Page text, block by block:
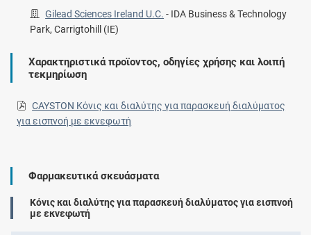
Gilead Sciences Ireland U.C. - IDA Business & Technology
Park, Carrigtohill (IE)
Χαρακτηριστικά προϊοντος, οδηγίες χρήσης και λοιπή
τεκμηρίωση
CAYSTON Κόνις και διαλύτης για παρασκευή διαλύματος
για εισπνοή με εκνεφωτή
Φαρμακευτικά σκευάσματα
Κόνις και διαλύτης για παρασκευή διαλύματος για εισπνοή
με εκνεφωτή